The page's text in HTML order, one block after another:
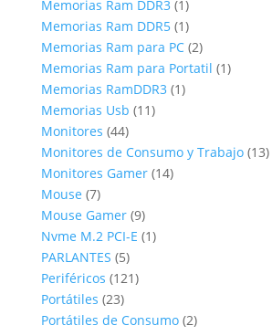
productos
Memorias Ram DDR3 11
producto
Memorias Ram DDR5 11
producto
Memorias Ram para PC 22
productos
Memorias Ram para Portatil 11
Memorias RamDDR3 11
Memorias Usb 1111
Monitores 4444
productos
Monitores de Consumo y Trabajo 1313
Monitores Gamer 1414
Mouse 77
productos
Mouse Gamer 99
productos
Nvme M.2 PCI-E 11
PARLANTES 55
productos
Periféricos 121121
Portátiles 2323
productos
Portátiles de Consumo 22